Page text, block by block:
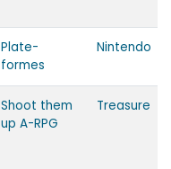
Plate-
formes
Nintendo
Shoot them
up A-RPG
Treasure